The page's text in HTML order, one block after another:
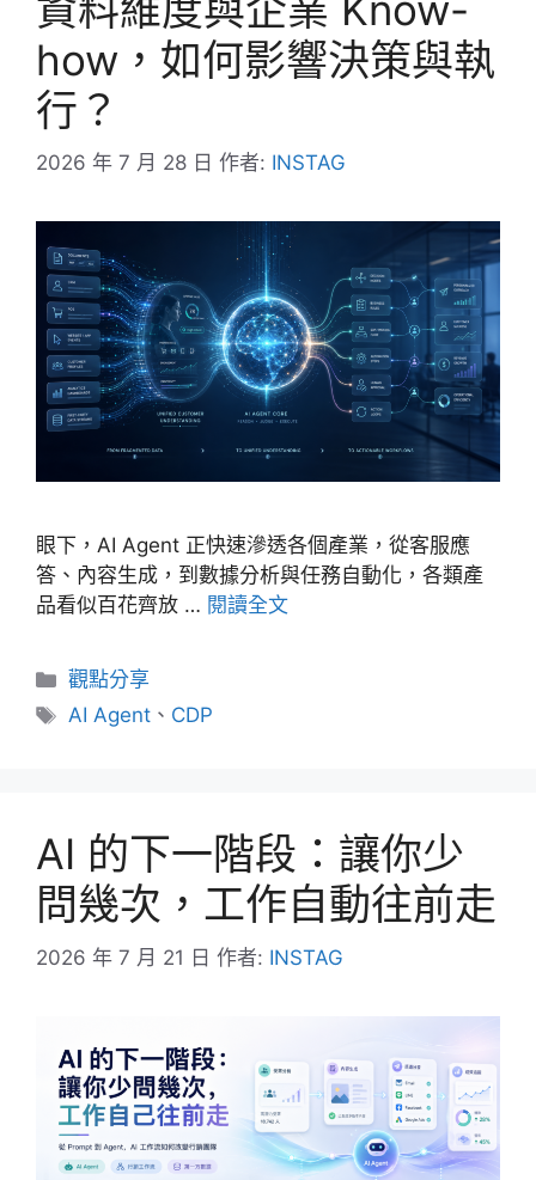
how，如何影響決策與執
行？
2026 年 7 月 28 日 作者: INSTAG
眼下，AI Agent 正快速滲透各個產業，從客服應
答、內容生成，到數據分析與任務自動化，各類產
品看似百花齊放 … 閱讀全文
分
類
觀點分享
標
AI Agent 、 CDP
AI 的下一階段：讓你少
問幾次，工作自動往前走
2026 年 7 月 21 日 作者: INSTAG